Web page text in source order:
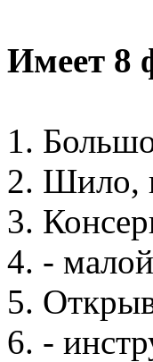
Имеет 8
1.
2. Шило,
3.
4. -
5.
6. -